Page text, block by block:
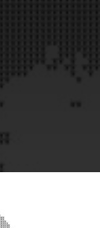
Vivo)